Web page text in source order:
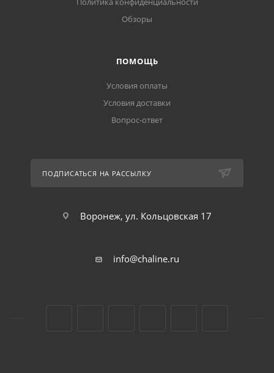
Обзоры
ПОМОЩЬ
Условия оплаты
Условия доставки
Вопрос-ответ
ПОДПИСАТЬСЯ НА РАССЫЛКУ
Воронеж, ул. Кольцовская 17
info@chaline.ru